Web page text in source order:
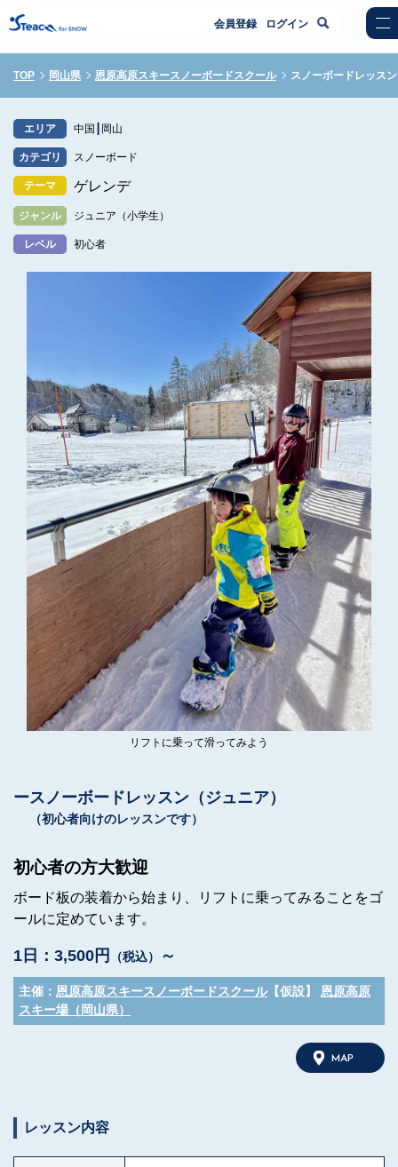
会員登録 ログイン
TOP 岡山県 恩原高原スキースノーボードスクール スノーボードレッス
エリア 中国 岡山
カテゴリ スノーボード
テーマ ゲレンデ
ジャンル ジュニア（小学生）
レベル 初心者
リフトに乗って滑ってみよう
スノーボードレッスン（ジュニア）
（初心者向けのレッスンです）
初心者の方大歓迎
ボード板の装着から始まり、リフトに乗ってみることをゴ
ールに定めています。
1日：3,500円 （税込） ～
主催： 恩原高原スキースノーボードスクール【仮設】 恩原高原
スキー場（岡山県）
MAP
レッスン内容